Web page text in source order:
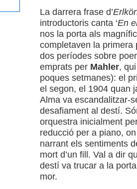
La darrera frase d’
introductoris canta ‘En
nos la porta als
completaven la primera
dos períodes sobre
emprats per Mahler,
poques setmanes): el
el segon, el 1904 quan
Alma va escandalitzar-
desafiament al destí.
orquestra inicialment
reducció per a piano,
narrant els sentiments
mort d’un fill. Val a dir
destí va trucar a la
mor.